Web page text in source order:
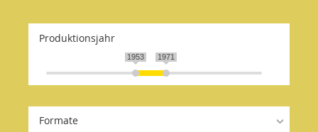
Produktionsjahr
1953 1971
Formate